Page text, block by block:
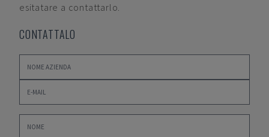
esitatare a contattarlo.
CONTATTALO